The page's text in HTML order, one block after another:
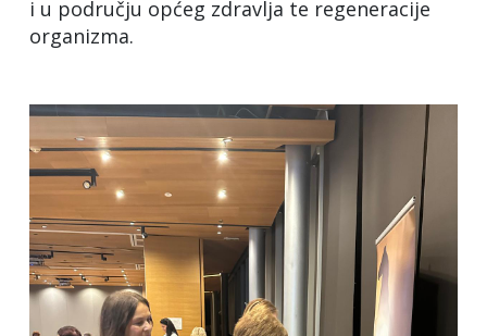
i u području općeg zdravlja te regeneracije
organizma.